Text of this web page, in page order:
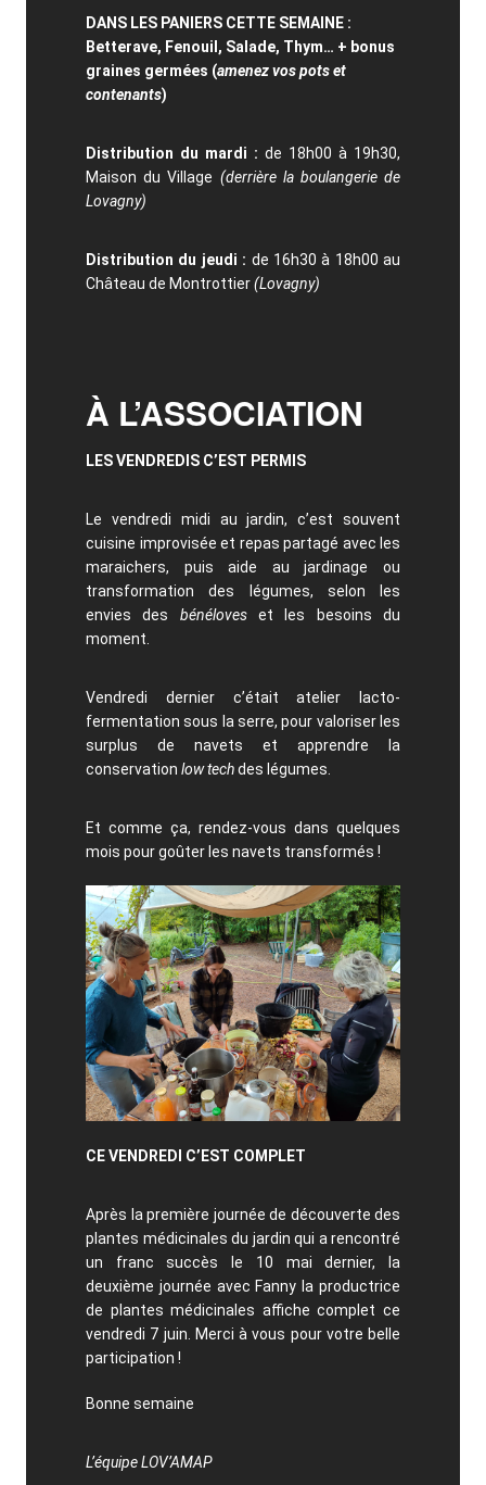
DANS LES PANIERS CETTE SEMAINE :
Betterave, Fenouil, Salade, Thym… + bonus
graines germées (amenez vos pots et
contenants)
Distribution du mardi : de 18h00 à 19h30,
Maison du Village (derrière la boulangerie de
Lovagny)
Distribution du jeudi : de 16h30 à 18h00 au
Château de Montrottier(Lovagny)
À L’ASSOCIATION
LES VENDREDIS C’EST PERMIS
Le vendredi midi au jardin, c’est souvent
cuisine improvisée et repas partagé avec les
maraichers, puis aide au jardinage ou
transformation des légumes, selon les
envies des bénéloveset les besoins du
moment.
Vendredi dernier c’était atelier lacto-
fermentation sous la serre, pour valoriser les
surplus de navets et apprendre la
conservation low techdes légumes.
Et comme ça, rendez-vous dans quelques
mois pour goûter les navets transformés !
CE VENDREDI C’EST COMPLET
Après la première journée de découverte des
plantes médicinales du jardin qui a rencontré
un franc succès le 10 mai dernier, la
deuxième journée avec Fanny la productrice
de plantes médicinales affiche complet ce
vendredi 7 juin. Merci à vous pour votre belle
participation !
Bonne semaine
L’équipe LOV’AMAP